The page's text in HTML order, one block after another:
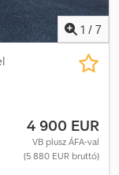
1 / 7
4 900 EUR
VB plusz ÁFA-val
(5 880 EUR bruttó)